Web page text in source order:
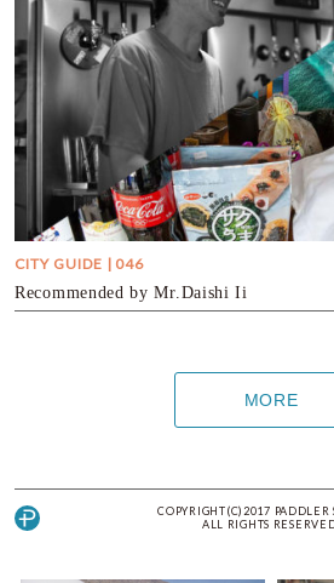
CITY GUIDE | 046
Recommended by Mr.Daishi Ii
MORE
COPYRIGHT(C)2017 PADDLER
ALL RIGHTS